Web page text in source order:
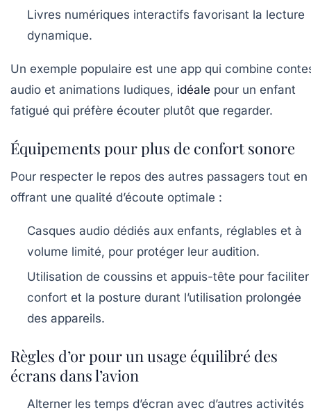
Livres numériques interactifs favorisant la lecture
dynamique.
Un exemple populaire est une app qui combine
audio et animations ludiques, idéale pour un enfant
fatigué qui préfère écouter plutôt que regarder.
Équipements pour plus de confort sonore
Pour respecter le repos des autres passagers tout en
offrant une qualité d’écoute optimale :
Casques audio dédiés aux enfants, réglables et à
volume limité, pour protéger leur audition.
Utilisation de coussins et appuis-tête pour
confort et la posture durant l’utilisation prolongée
des appareils.
Règles d’or pour un usage équilibré des
écrans dans l’avion
Alterner les temps d’écran avec d’autres activités